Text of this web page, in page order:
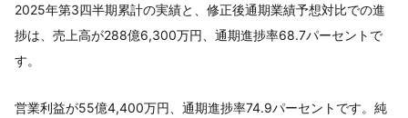
2025年第3四半期累計の実績と、修正後通期業績予想対比での進
捗は、売上高が288億6,300万円、通期進捗率68.7パーセントで
す。
営業利益が55億4,400万円、通期進捗率74.9パーセントです。純